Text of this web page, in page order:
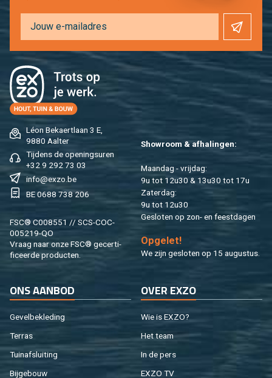
Léon Be­kaert­laan 3 E,
9880 Aal­ter
Tij­dens de ope­nings­uren
+32 9 292 73 03
info@​exzo.​be
BE 0688 738 206
FSC® C008551 // SCS-COC-
005219-QO
Vraag naar onze FSC® ge­cer­ti­
fi­ceer­de pro­duc­ten.
Show­room & af­ha­lin­gen:
Maan­dag - vrij­dag:
9u tot 12u30 & 13u30 tot 17u
Za­ter­dag:
9u tot 12u30
Ge­slo­ten op zon- en feest­da­gen
Op­ge­let!
We zijn ge­slo­ten op 15 au­gus­tus.
ONS AAN­BOD
Ge­vel­be­kle­ding
Ter­ras
Tuin­af­slui­ting
Bij­ge­bouw
OVER EXZO
Wie is EXZO?
Het team
In de pers
EXZO TV